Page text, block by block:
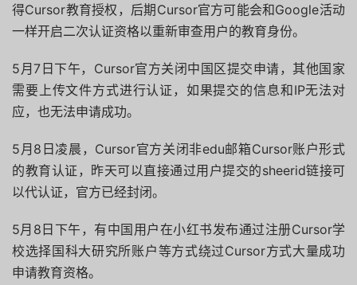
得Cursor教育授权，后期Cursor官方可能会和Google活动
一样开启二次认证资格以重新审查用户的教育身份。
5月7日下午，Cursor官方关闭中国区提交申请，其他国家
需要上传文件方式进行认证，如果提交的信息和IP无法对
应，也无法申请成功。
5月8日凌晨，Cursor官方关闭非edu邮箱Cursor账户形式
的教育认证，昨天可以直接通过用户提交的sheerid链接可
以代认证，官方已经封闭。
5月8日下午，有中国用户在小红书发布通过注册Cursor学
校选择国科大研究所账户等方式绕过Cursor方式大量成功
申请教育资格。